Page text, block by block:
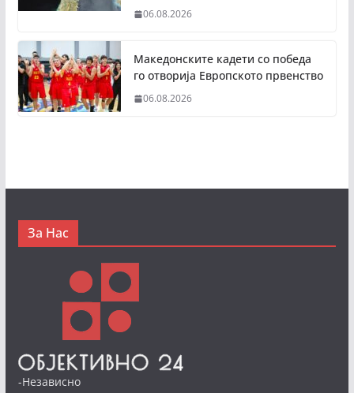
06.08.2026
Македонските кадети со победа
го отворија Европското првенство
06.08.2026
За Нас
-Независно